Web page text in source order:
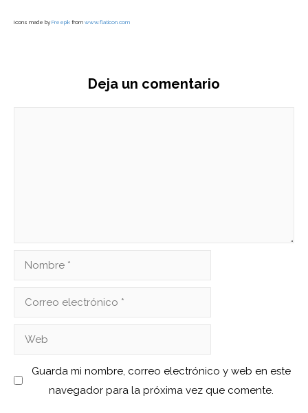
Icons made by Freepik from www.flaticon.com
Deja un comentario
Guarda mi nombre, correo electrónico y web en este
navegador para la próxima vez que comente.